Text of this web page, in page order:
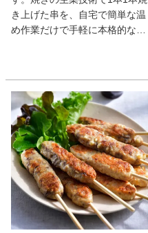
き上げた串を、自宅で簡単な温
め作業だけで手軽に本格的な焼
れる焼き鳥食べ比べセットで
す。味にもこだわり、鶏肉は全
て国産肉を、タレは鹿児島醤油
ベースで甘辛さが後引く秘伝ダ
レを使用しています。塩味に
は、シンプルに海洋深層水（甑
島取水）とブラックペッパーの
みで味付けし、素材の旨味を引
き立てています。